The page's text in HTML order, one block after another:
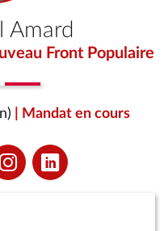
Amard
Front Populaire
| Mandat en cours
la
Voir
la